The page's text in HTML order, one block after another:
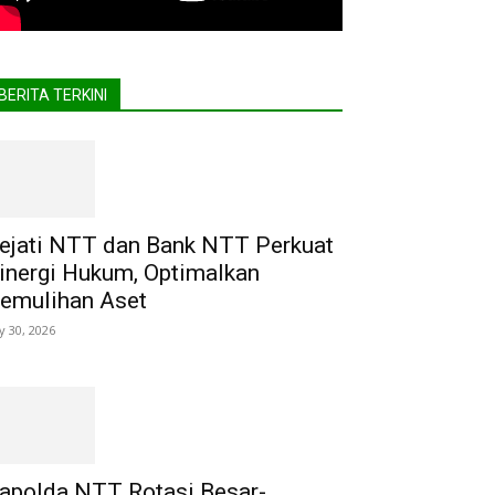
BERITA TERKINI
NTT dan Bank NTT Perkuat
Hukum, Optimalkan
Aset
30, 2026